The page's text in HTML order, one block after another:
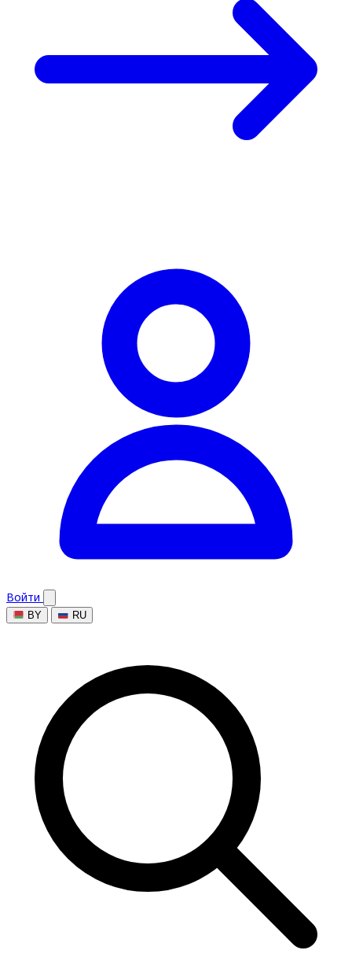
Войти
BY RU